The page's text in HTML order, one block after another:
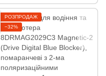
поляризаційною накладкою
РОЗПРОДАЖ
−32%